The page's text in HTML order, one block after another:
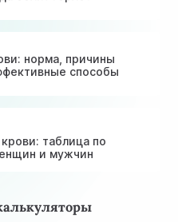
в Киеве
железы врачей!
норма, причины
способы
таблица по
и мужчин